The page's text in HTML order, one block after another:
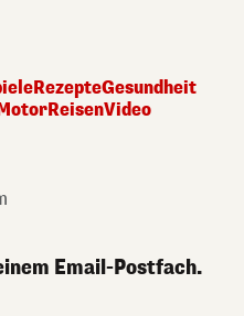
RezepteGesundheit
ReisenVideo
Email-Postfach.